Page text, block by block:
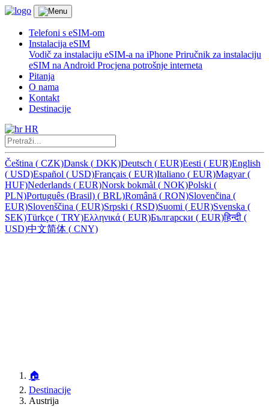
Telefoni s eSIM-om
Instalacija eSIM
Vodič za instalaciju eSIM-a na iPhone Priručnik za instalaciju
eSIM na Android Procjena potrošnje interneta
Pitanja
O nama
Kontakt
Destinacije
HR
Čeština ( CZK)Dansk ( DKK)Deutsch ( EUR)Eesti ( EUR)English
( USD)Español ( USD)Français ( EUR)Italiano ( EUR)Magyar(
HUF)Nederlands ( EUR)Norsk bokmål ( NOK)Polski (
PLN)Português (Brasil) ( BRL)Română ( RON)Slovenčina (
EUR)Slovenščina ( EUR)Srpski ( RSD)Suomi ( EUR)Svenska (
SEK)Türkçe ( TRY)Ελληνικά ( EUR)Български ( EUR)हिन्दी (
USD)中文简体 ( CNY)
🏠
Destinacije
Austrija